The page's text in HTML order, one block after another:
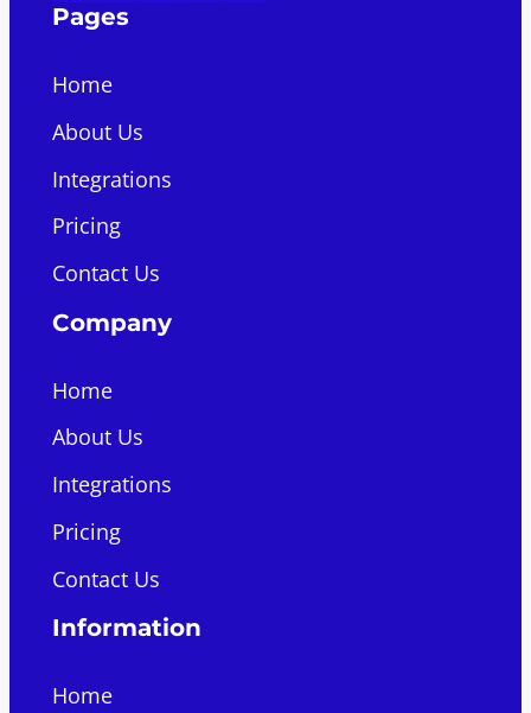
Pages
Home
About Us
Integrations
Pricing
Contact Us
Company
Home
About Us
Integrations
Pricing
Contact Us
Information
Home